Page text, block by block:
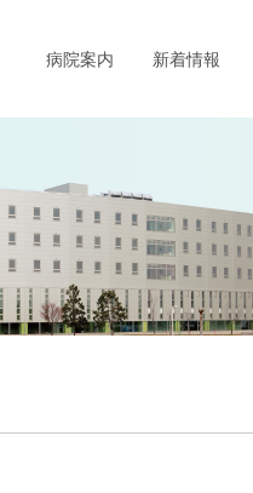
病院案内 新着情報